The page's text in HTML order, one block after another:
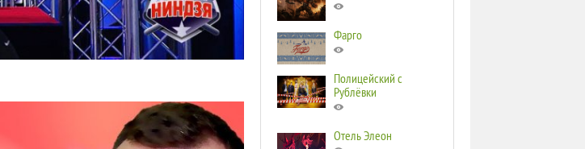
Фарго
Полицейский с
Рублёвки
Отель Элеон